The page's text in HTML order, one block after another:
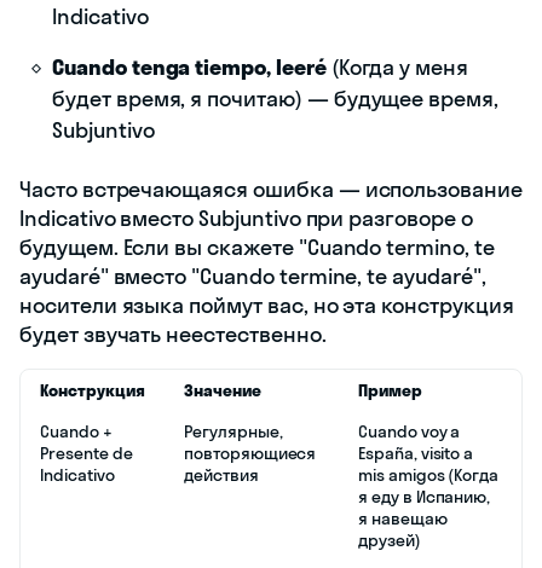
Indicativo
Cuando tenga tiempo, leeré(Когда у меня
будет время, я почитаю) — будущее время,
Subjuntivo
Часто встречающаяся ошибка — использование
Indicativo вместо Subjuntivo при разговоре о
будущем. Если вы скажете "Cuando termino, te
ayudaré" вместо "Cuando termine, te ayudaré",
носители языка поймут вас, но эта конструкция
будет звучать неестественно.
Конструкция Значение
Пример
Cuando +
Presente de
Indicativo
Регулярные,
повторяющиеся
действия
Cuando voy a
España, visito a
mis amigos (Когда
я еду в Испанию,
я навещаю
друзей)